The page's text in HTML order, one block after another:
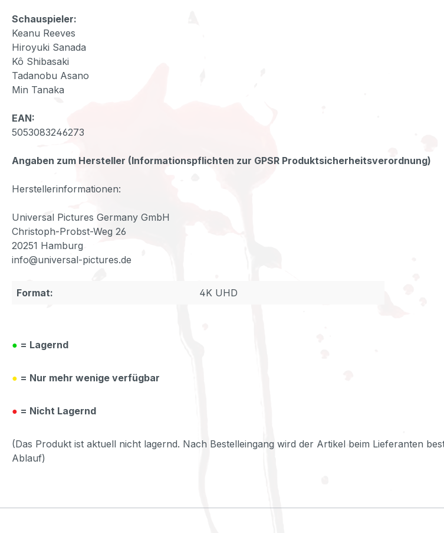
Schauspieler:
Keanu Reeves
Hiroyuki Sanada
Kô Shibasaki
Tadanobu Asano
Min Tanaka
EAN:
5053083246273
Angaben zum Hersteller (Informationspflichten zur GPSR Produktsicherheitsverordnung)
Herstellerinformationen:
Universal Pictures Germany GmbH
Christoph-Probst-Weg 26
20251 Hamburg
info@universal-pictures.de
Format: 4K UHD
● = Lagernd
● = Nur mehr wenige verfügbar
● = Nicht Lagernd
(Das Produkt ist aktuell nicht lagernd. Nach Bestelleingang wird der Artikel beim Lieferanten
Ablauf)